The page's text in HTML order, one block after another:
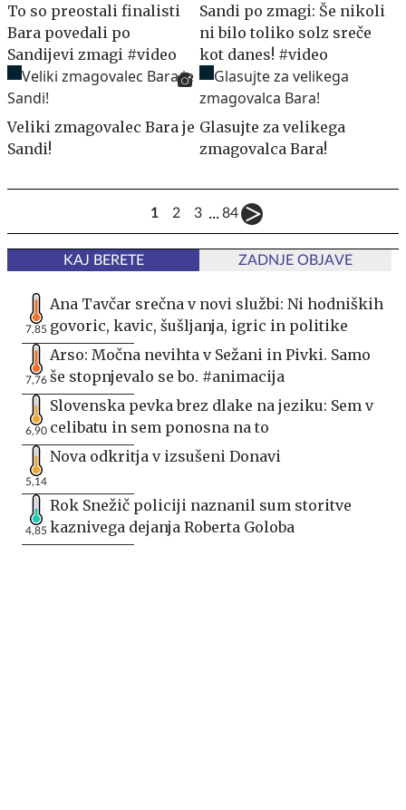
To so preostali finalisti
Bara povedali po
Sandijevi zmagi #video
Sandi po zmagi: Še nikoli
ni bilo toliko solz sreče
kot danes! #video
Veliki zmagovalec Bara je
Sandi!
Glasujte za velikega
zmagovalca Bara!
1 2 3 ... 84
KAJ BERETE ZADNJE OBJAVE
7,85
Ana Tavčar srečna v novi službi: Ni hodniških
govoric, kavic, šušljanja, igric in politike
7,76
Arso: Močna nevihta v Sežani in Pivki. Samo
še stopnjevalo se bo. #animacija
6,90
Slovenska pevka brez dlake na jeziku: Sem v
celibatu in sem ponosna na to
5,14
Nova odkritja v izsušeni Donavi
4,85
Rok Snežič policiji naznanil sum storitve
kaznivega dejanja Roberta Goloba